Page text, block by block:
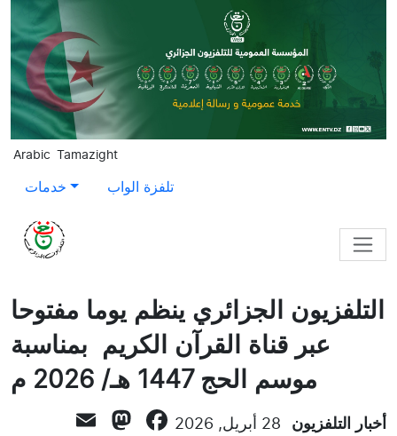
Skip to main content
Arabic Tamazight
خدمات تلفزة الواب
التلفزيون الجزائري ينظم يوما مفتوحا
عبر قناة القرآن الكريم بمناسبة
موسم الحج 1447 هـ/ 2026 م
أخبار التلفزيون 28 أبريل, 2026 Facebook